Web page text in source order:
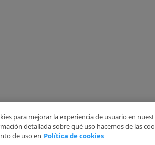
para mejorar la experiencia de usuario en
detallada sobre qué uso hacemos de las
de uso en Política de cookies